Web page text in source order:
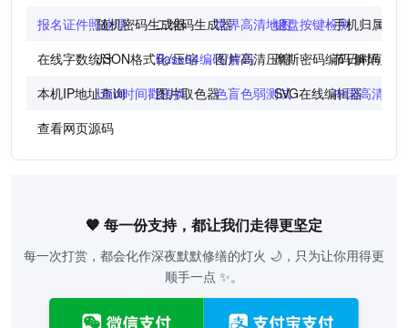
报名证件照处理随机密码生成器二维码生成器世界高清地图键盘按键检测手机归属地
在线字数统计JSON格式化/压缩Base64编码/解码图片高清压缩摩斯密码编码/解码
节日时间倒
本机IP地址查询Unix时间戳转换图片取色器色盲色弱测试SVG在线编辑器中国高清地
查看网页源码
🧡 每一份支持，都让我们走得更坚定
每一次打赏，都会化作深夜默默修缮的灯火 🌙，只为让你用得更
顺手一点 ✨。